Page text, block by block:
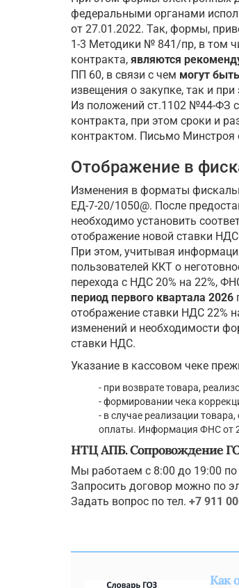
федеральными органами
от 27.01.2022. Так, формы,
1-3 Методики № 841/пр, в том
контракта, являются
ПП 60, в связи с чем могут
извещения о закупке, так и
Из положений ст.1102 №44-ФЗ
контракта, при этом сроки и
контрактом. Письмо
Отображение в
Изменения в форматы
ЕД-7-20/1050@. После
необходимо установить
отображение новой ставки НДС
При этом, учитывая
пользователей ККТ о
перехода с НДС 20% на 22%,
период первого квартала 2026
отображение ставки НДС 22%
изменений и необходимости
ставки НДС.
Указание в кассовом чеке
- при возврате товара,
- формировании чека
- в случае реализации
оплаты. Информация ФНС от
НТЦ АПБ. Сопровождение
Мы работаем с 8:00 до 19:00
Запросить договор можно по
Задать вопрос по тел. +7 911
Как